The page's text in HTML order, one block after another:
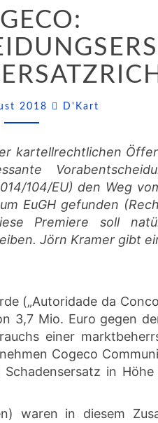
ZUR
2018 D'Kart
kartellrechtlichen
104/EU) den Weg
EuGH gefunden
Premiere soll
Jörn Kramer gibt
(„Autoridade da
3,7 Mio. Euro gegen
einer
Cogeco
in Höhe
waren in diesem